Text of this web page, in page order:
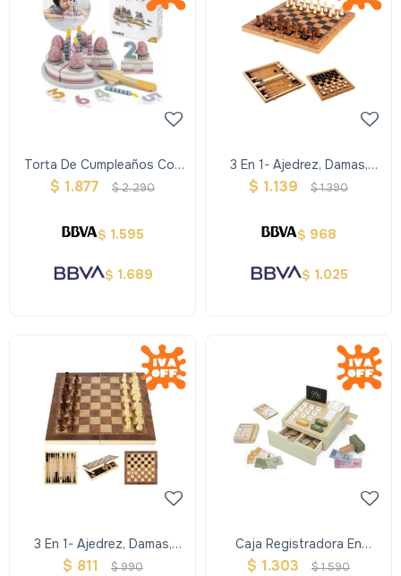
Torta De Cumpleaños Con
Accesorios
$ 1.877 $2.290
$ 1.595
$ 1.689
3 En 1- Ajedrez, Damas,
Backgammon Grande
$ 1.139 $1.390
$ 968
$ 1.025
3 En 1- Ajedrez, Damas,
Backgammon Chico
$ 811 $990
Caja Registradora En
Madera - Verde
$ 1.303 $1.590